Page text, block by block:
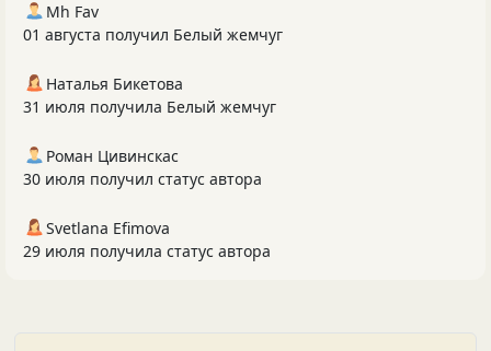
Mh Fav
01 августа получил Белый жемчуг
Наталья Бикетова
31 июля получила Белый жемчуг
Роман Цивинскас
30 июля получил статус автора
Svetlana Efimova
29 июля получила статус автора